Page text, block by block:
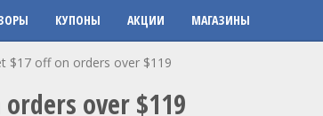
КУПОНЫ АКЦИИ МАГАЗИНЫ
$17 off on orders over $119
over $119